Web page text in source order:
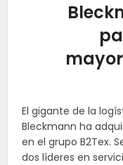
El gigante de la
Bleckmann ha
en el grupo B2Tex.
dos líderes en